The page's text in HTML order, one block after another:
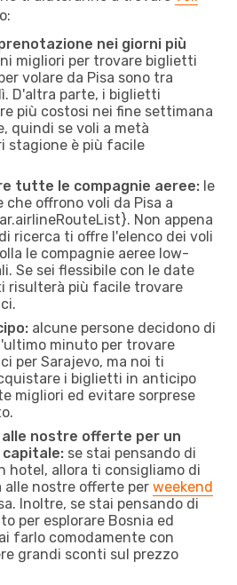
nei giorni più
migliori per trovare biglietti
volare da Pisa sono tra
D'altra parte, i biglietti
più costosi nei fine settimana
quindi se voli a metà
stagione è più facile
tutte le compagnie aeree: le
che offrono voli da Pisa a
Non appena
ricerca ti offre l'elenco dei voli
le compagnie aeree low-
Se sei flessibile con le date
risulterà più facile trovare
alcune persone decidono di
minuto per trovare
per Sarajevo, ma noi ti
i biglietti in anticipo
migliori ed evitare sorprese
nostre offerte per un
capitale: se stai pensando di
hotel, allora ti consigliamo di
nostre offerte per weekend
Inoltre, se stai pensando di
per esplorare Bosnia ed
farlo comodamente con
grandi sconti sul prezzo